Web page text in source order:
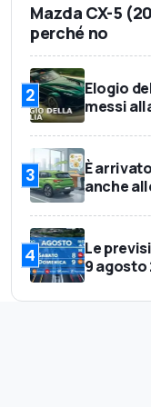
Mazda CX-5
perché no
2
Elogio
messi
3
È
anche
4
Le
9 agosto